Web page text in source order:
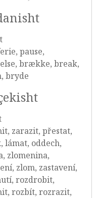
pause,
brække, break,
bryde
zarazit, přestat,
lámat, oddech,
zlomenina,
zlom, zastavení,
rozdrobit,
rozbít, rozrazit,